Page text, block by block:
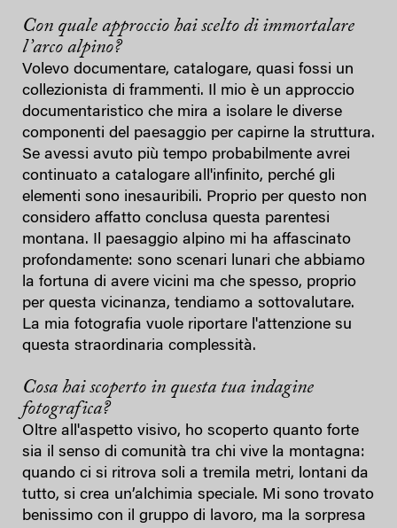
Con quale approccio hai scelto di immortalare
l’arco alpino?
Volevo documentare, catalogare, quasi fossi un
collezionista di frammenti. Il mio è un approccio
documentaristico che mira a isolare le diverse
componenti del paesaggio per capirne la struttura.
Se avessi avuto più tempo probabilmente avrei
continuato a catalogare all'infinito, perché gli
elementi sono inesauribili. Proprio per questo non
considero affatto conclusa questa parentesi
montana. Il paesaggio alpino mi ha affascinato
profondamente: sono scenari lunari che abbiamo
la fortuna di avere vicini ma che spesso, proprio
per questa vicinanza, tendiamo a sottovalutare.
La mia fotografia vuole riportare l'attenzione su
questa straordinaria complessità.
Cosa hai scoperto in questa tua indagine
fotografica?
Oltre all'aspetto visivo, ho scoperto quanto forte
sia il senso di comunità tra chi vive la montagna:
quando ci si ritrova soli a tremila metri, lontani da
tutto, si crea un’alchimia speciale. Mi sono trovato
benissimo con il gruppo di lavoro, ma la sorpresa